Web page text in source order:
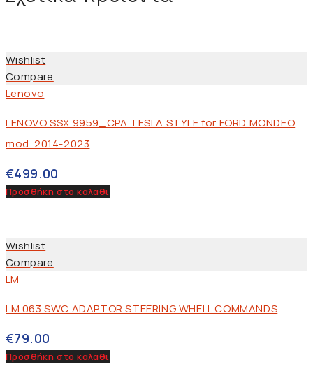
Wishlist
Compare
Lenovo
LENOVO SSX 9959_CPA TESLA STYLE for FORD MONDEO
mod. 2014-2023
€499.00
Προσθήκη στο καλάθι
Wishlist
Compare
LM
LM 063 SWC ADAPTOR STEERING WHELL COMMANDS
€79.00
Προσθήκη στο καλάθι